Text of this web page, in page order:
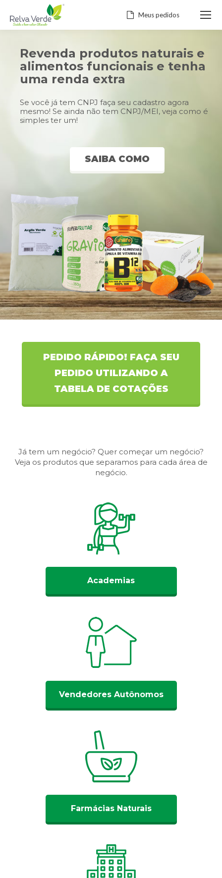
Meus pedidos
Revenda produtos naturais e
alimentos funcionais e tenha
uma renda extra
Se você já tem CNPJ faça seu cadastro agora
mesmo! Se ainda não tem CNPJ/MEI, veja como é
simples ter um!
SAIBA COMO
PEDIDO RÁPIDO! FAÇA SEU
PEDIDO UTILIZANDO A
TABELA DE COTAÇÕES
Já tem um negócio? Quer começar um negócio?
Veja os produtos que separamos para cada área de
negócio.
Academias
Vendedores Autônomos
Farmácias Naturais